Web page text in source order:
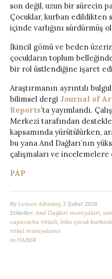
son değil, uzun bir sürecin
Çocuklar, kurban edildikten
içinde varlığını sürdürmüş
İkincil gömü ve beden
çocukların toplum
bir rol üstlendiğine işaret
Araştırmanın ayrıntılı
bilimsel dergi Journal of
Reports’ta yayımlandı.
Merkezi tarafından
kapsamında yürütülürken,
bu yana And Dağları’nın
çalışmaları ve
PAP
By Leman Altuntaş 3 Şubat 2026
Etiketler: And Dağları mumyaları
capacocha ritüeli İnka çocuk
ritüel mumyalama
in HABER